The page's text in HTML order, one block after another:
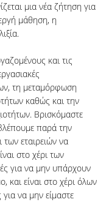
μια νέα ζήτηση για
μάθηση, η
και τις
τη μεταμόρφωση
καθώς και την
Βρισκόμαστε
παρά την
εταιρειών να
στο χέρι των
για να μην υπάρχουν
και είναι στο χέρι όλων
να μην είμαστε